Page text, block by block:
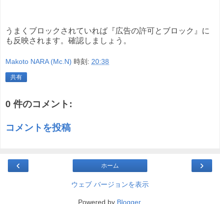
うまくブロックされていれば『広告の許可とブロック』に
も反映されます。確認しましょう。
Makoto NARA (Mc.N) 時刻: 20:38
共有
0 件のコメント:
コメントを投稿
‹ ›
ホーム
ウェブ バージョンを表示
Powered by Blogger.